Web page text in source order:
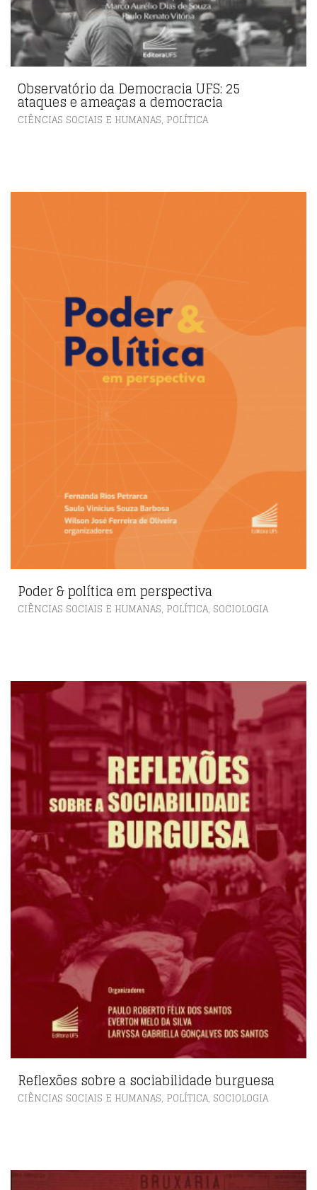
Observatório da Democracia UFS: 25
ataques e ameaças a democracia
CIÊNCIAS SOCIAIS E HUMANAS, POLÍTICA
Poder & política em perspectiva
CIÊNCIAS SOCIAIS E HUMANAS, POLÍTICA, SOCIOLOGIA
Reflexões sobre a sociabilidade burguesa
CIÊNCIAS SOCIAIS E HUMANAS, POLÍTICA, SOCIOLOGIA